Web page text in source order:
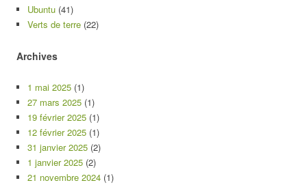
Ubuntu (41)
Verts de terre (22)
Archives
1 mai 2025 (1)
27 mars 2025 (1)
19 février 2025 (1)
12 février 2025 (1)
31 janvier 2025 (2)
1 janvier 2025 (2)
21 novembre 2024 (1)